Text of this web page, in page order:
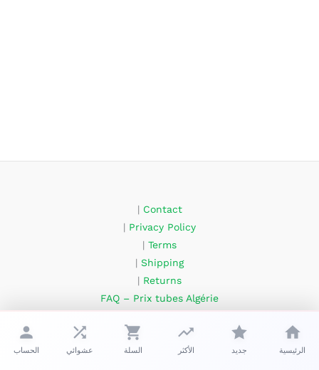
Contact
|
Privacy Policy
|
Terms
|
Shipping
|
Returns
|
FAQ – Prix tubes Algérie
الرئيسية جديد الأكثر السلة عشوائي الحساب